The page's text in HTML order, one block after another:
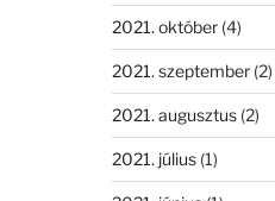
2021. október(4)
2021. szeptember(2)
2021. augusztus(2)
2021. július(1)